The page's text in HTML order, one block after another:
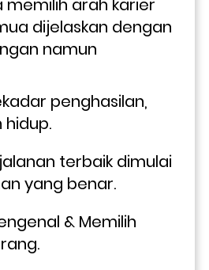
memilih arah karier
dijelaskan dengan
namun
penghasilan,
terbaik dimulai
yang benar.
& Memilih